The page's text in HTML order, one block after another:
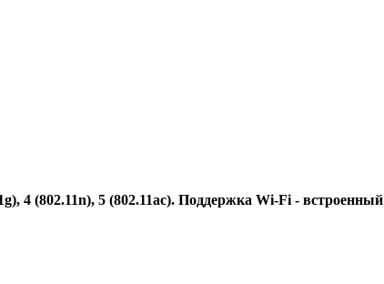
4 (802.11n), 5 (802.11ac). Поддержка Wi-Fi - встроенный